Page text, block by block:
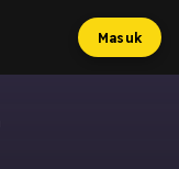
Masuk